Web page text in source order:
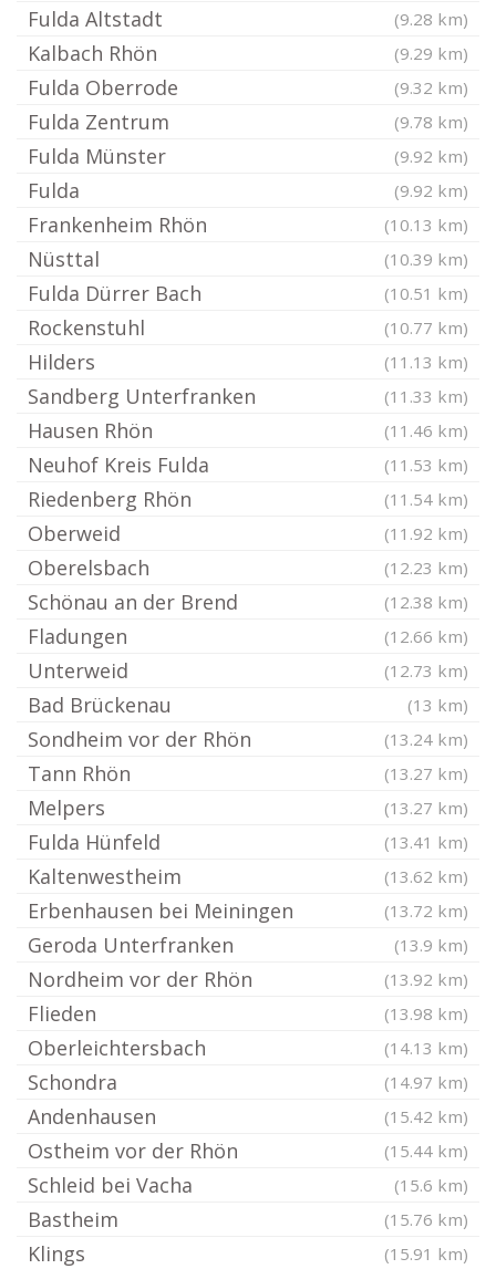
Fulda Altstadt (9.28 km)
Kalbach Rhön (9.29 km)
Fulda Oberrode (9.32 km)
Fulda Zentrum (9.78 km)
Fulda Münster (9.92 km)
Fulda (9.92 km)
Frankenheim Rhön (10.13 km)
Nüsttal (10.39 km)
Fulda Dürrer Bach (10.51 km)
Rockenstuhl (10.77 km)
Hilders (11.13 km)
Sandberg Unterfranken (11.33 km)
Hausen Rhön (11.46 km)
Neuhof Kreis Fulda (11.53 km)
Riedenberg Rhön (11.54 km)
Oberweid (11.92 km)
Oberelsbach (12.23 km)
Schönau an der Brend (12.38 km)
Fladungen (12.66 km)
Unterweid (12.73 km)
Bad Brückenau (13 km)
Sondheim vor der Rhön (13.24 km)
Tann Rhön (13.27 km)
Melpers (13.27 km)
Fulda Hünfeld (13.41 km)
Kaltenwestheim (13.62 km)
Erbenhausen bei Meiningen (13.72 km)
Geroda Unterfranken (13.9 km)
Nordheim vor der Rhön (13.92 km)
Flieden (13.98 km)
Oberleichtersbach (14.13 km)
Schondra (14.97 km)
Andenhausen (15.42 km)
Ostheim vor der Rhön (15.44 km)
Schleid bei Vacha (15.6 km)
Bastheim (15.76 km)
Klings (15.91 km)